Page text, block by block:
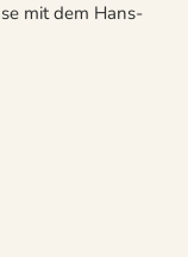
mit dem Hans-